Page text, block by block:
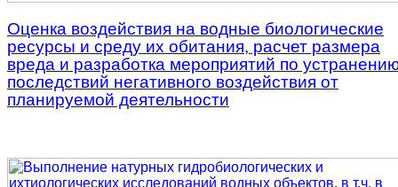
Оценка воздействия на водные биологические
ресурсы и среду их обитания, расчет размера
вреда и разработка мероприятий по
последствий негативного воздействия от
планируемой деятельности